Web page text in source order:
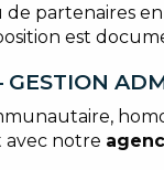
de partenaires
est
avec notre